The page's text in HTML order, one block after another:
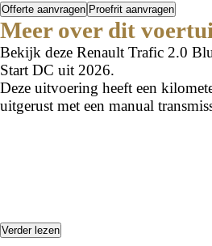
Offerte aanvragen Proefrit aanvragen
Meer over dit
Bekijk deze Renault Trafic 2.0
Start DC uit 2026.
Deze uitvoering heeft een
uitgerust met een manual
Verder lezen